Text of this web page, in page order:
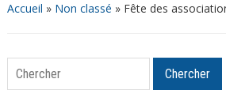
Accueil » Non classé » Fête des
Chercher Chercher